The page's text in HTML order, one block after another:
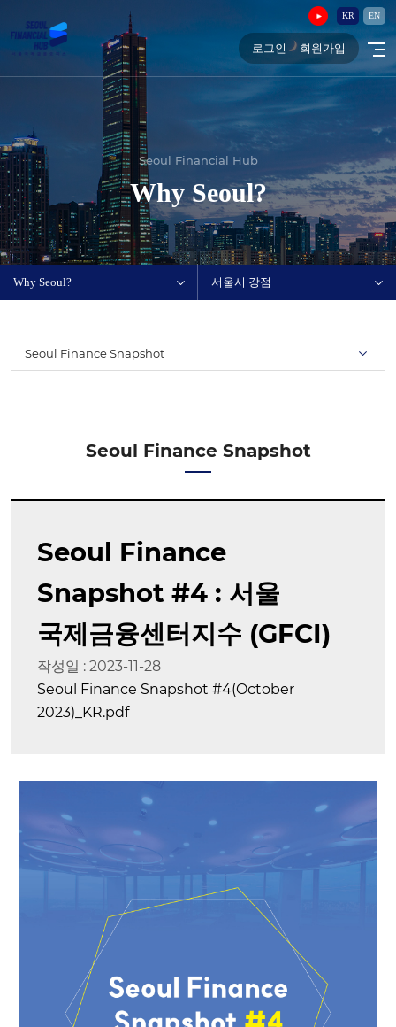
KR EN
로그인 회원가입
Seoul Financial Hub
Why Seoul?
Why Seoul? 서울시 강점
Seoul Finance Snapshot
Seoul Finance Snapshot
Seoul Finance
Snapshot #4 : 서울
국제금융센터지수 (GFCI)
작성일 : 2023-11-28
Seoul Finance Snapshot #4(October
2023)_KR.pdf